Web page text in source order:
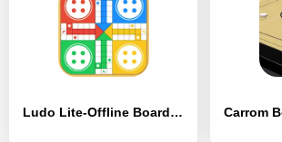
Ludo Lite-Offline Board Game - [MOD Бесконечные деньги]